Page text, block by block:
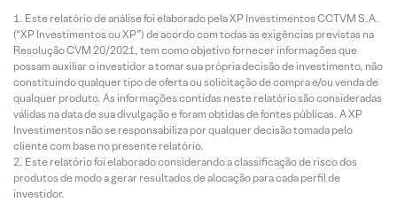
Este relatório de análise foi elaborado pela XP Investimentos CCTVM S.A.
(“XP Investimentos ou XP”) de acordo com todas as exigências previstas na
Resolução CVM 20/2021, tem como objetivo fornecer informações que
possam auxiliar o investidor a tomar sua própria decisão de investimento, não
constituindo qualquer tipo de oferta ou solicitação de compra e/ou venda de
qualquer produto. As informações contidas neste relatório são consideradas
válidas na data de sua divulgação e foram obtidas de fontes públicas. A XP
Investimentos não se responsabiliza por qualquer decisão tomada pelo
cliente com base no presente relatório.
Este relatório foi elaborado considerando a classificação de risco dos
produtos de modo a gerar resultados de alocação para cada perfil de
investidor.